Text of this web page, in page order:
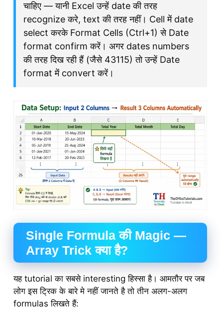
चाहिए — यानी Excel उन्हें date की तरह
recognize करे, text की तरह नहीं। Cell में date
select करके Format Cells (Ctrl+1) से Date
format confirm करें। अगर dates numbers
की तरह दिख रही हैं (जैसे 43115) तो उन्हें Date
format में convert करें।
Single Formula की Magic —
Array Trick क्या है?
यह tutorial का सबसे interesting हिस्सा है। आमतौर पर जब
लोग इस ट्रिक के बारे मे नहीं जानते है तो तीन अलग-अलग
formulas लिखते हैं: